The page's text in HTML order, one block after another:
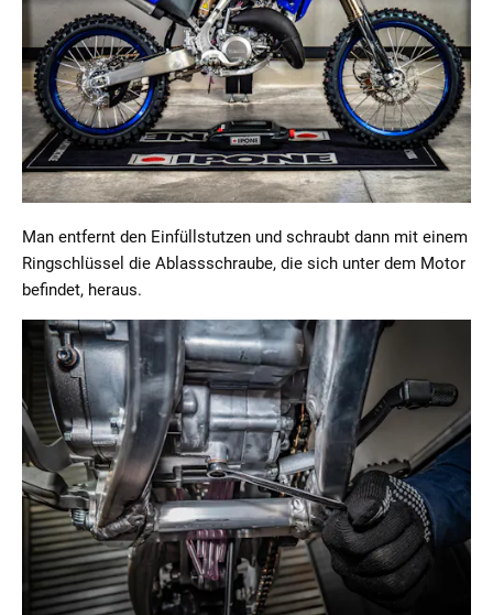
Man entfernt den Einfüllstutzen und schraubt dann mit einem
Ringschlüssel die Ablassschraube, die sich unter dem Motor
befindet, heraus.